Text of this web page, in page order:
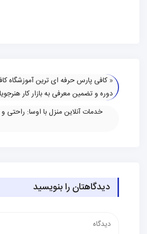
« کافی پارس حرفه ای ترین آموزشگاه
دوره و تضمین معرفی به بازار کار
خدمات آنلاین منزل با اوسا: راحتی
دیدگاهتان را بنویسید